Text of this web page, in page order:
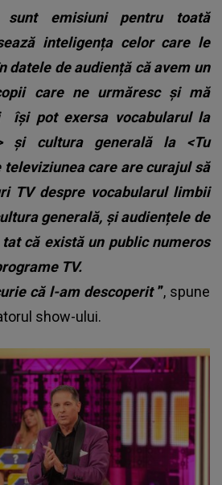
sunt emisiuni pentru toată
inteligența celor care le
datele de audiență că avem un
care ne urmăresc și mă
își pot exersa vocabularul la
și cultura generală la <Tu
televiziunea care are curajul să
TV despre vocabularul limbii
generală, și audiențele de
tat că există un public numeros
TV.
că l-am descoperit”, spune
show-ului.